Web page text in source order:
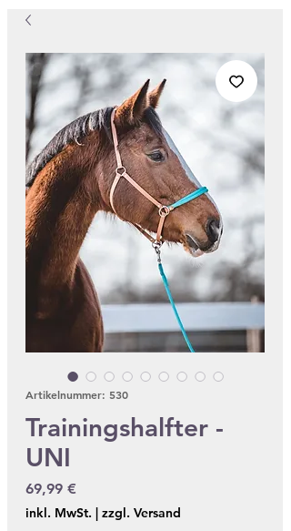
Artikelnummer: 530
Trainingshalfter -
UNI
69,99 €
inkl. MwSt. | zzgl. Versand